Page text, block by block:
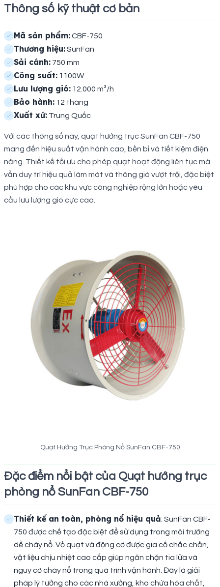
Thông số kỹ thuật cơ bản
Mã sản phẩm:CBF-750
Thương hiệu:SunFan
Sải cánh: 750 mm
Công suất: 1100W
Lưu lượng gió: 12.000 m³/h
Bảo hành: 12 tháng
Xuất xứ: Trung Quốc
Với các thông số này, quạt hướng trục SunFan CBF-750
mang đến hiệu suất vận hành cao, bền bỉ và tiết kiệm điện
năng. Thiết kế tối ưu cho phép quạt hoạt động liên tục mà
vẫn duy trì hiệu quả làm mát và thông gió vượt trội, đặc biệt
phù hợp cho các khu vực công nghiệp rộng lớn hoặc yêu
cầu lưu lượng gió cực cao.
Quạt Hướng Trục Phòng Nổ SunFan CBF-750
Đặc điểm nổi bật của Quạt hướng trục
phòng nổ SunFan CBF-750
Thiết kế an toàn, phòng nổ hiệu quả: SunFan CBF-
750 được chế tạo đặc biệt để sử dụng trong môi trường
dễ cháy nổ. Vỏ quạt và động cơ được gia cố chắc chắn,
vật liệu chịu nhiệt cao cấp giúp ngăn chặn tia lửa và
nguy cơ cháy nổ trong quá trình vận hành. Đây là giải
pháp lý tưởng cho các nhà xưởng, kho chứa hóa chất,